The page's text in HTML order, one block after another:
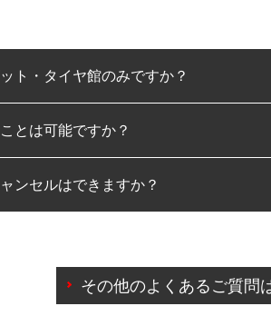
ト・タイヤ館のみですか？
となります。
とは可能ですか？
能です。
ンセルはできますか？
によりご予約のキャンセルをご希望の
その他のよくあるご質問